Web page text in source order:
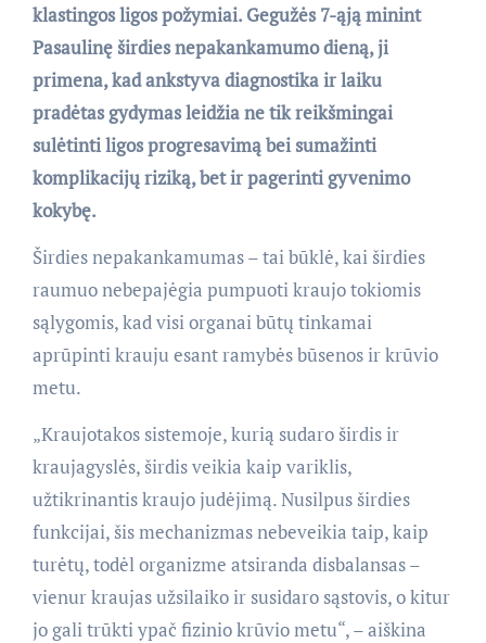
klastingos ligos požymiai. Gegužės 7-ąją minint
Pasaulinę širdies nepakankamumo dieną, ji
primena, kad ankstyva diagnostika ir laiku
pradėtas gydymas leidžia ne tik reikšmingai
sulėtinti ligos progresavimą bei sumažinti
komplikacijų riziką, bet ir pagerinti gyvenimo
kokybę.
Širdies nepakankamumas – tai būklė, kai širdies
raumuo nebepajėgia pumpuoti kraujo tokiomis
sąlygomis, kad visi organai būtų tinkamai
aprūpinti krauju esant ramybės būsenos ir krūvio
metu.
„Kraujotakos sistemoje, kurią sudaro širdis ir
kraujagyslės, širdis veikia kaip variklis,
užtikrinantis kraujo judėjimą. Nusilpus širdies
funkcijai, šis mechanizmas nebeveikia taip, kaip
turėtų, todėl organizme atsiranda disbalansas –
vienur kraujas užsilaiko ir susidaro sąstovis, o kitur
jo gali trūkti ypač fizinio krūvio metu“, – aiškina